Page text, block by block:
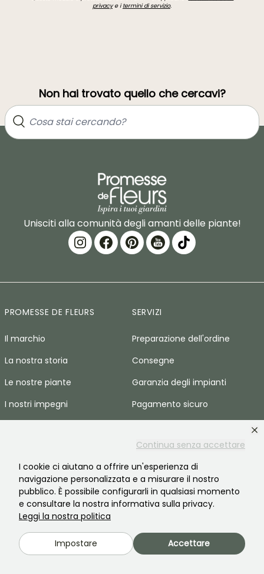
Continua senza accettare
I cookie ci aiutano a offrire un'esperienza di
navigazione personalizzata e a misurare il nostro
pubblico. È possibile configurarli in qualsiasi momento
e consultare la nostra informativa sulla privacy.
Leggi la nostra politica
Impostare Accettare
privacye itermini di servizio.
Non hai trovato quello che cercavi?
Unisciti alla comunità degli amanti delle piante!
PROMESSE DE FLEURS
Il marchio
La nostra storia
Le nostre piante
I nostri impegni
Reclutamento
Spazio stampa
SERVIZI
Preparazione dell'ordine
Consegne
Garanzia degli impianti
Pagamento sicuro
Ordine senza plastica
Cestini spreco zero
AIUTO E CONTATTI
Domande frequenti